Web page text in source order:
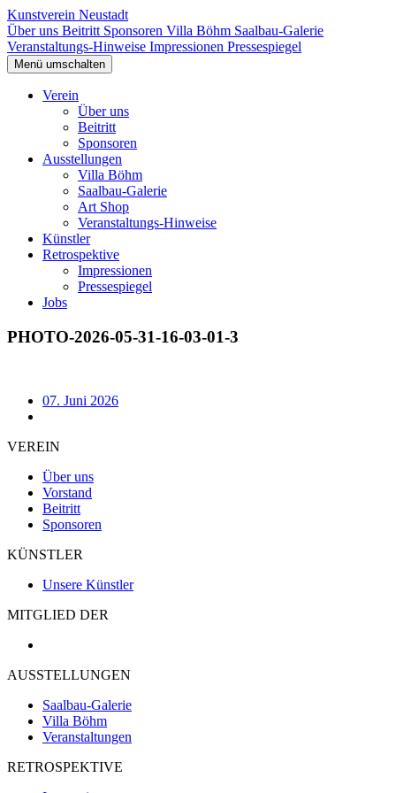
Kunstverein Neustadt
Über uns Beitritt Sponsoren Villa Böhm Saalbau-Galerie
Veranstaltungs-Hinweise Impressionen Pressespiegel
Menü umschalten
Verein
Über uns
Beitritt
Sponsoren
Ausstellungen
Villa Böhm
Saalbau-Galerie
Art Shop
Veranstaltungs-Hinweise
Künstler
Retrospektive
Impressionen
Pressespiegel
Jobs
PHOTO-2026-05-31-16-03-01-3
07. Juni 2026
VEREIN
Über uns
Vorstand
Beitritt
Sponsoren
KÜNSTLER
Unsere Künstler
MITGLIED DER
AUSSTELLUNGEN
Saalbau-Galerie
Villa Böhm
Veranstaltungen
RETROSPEKTIVE